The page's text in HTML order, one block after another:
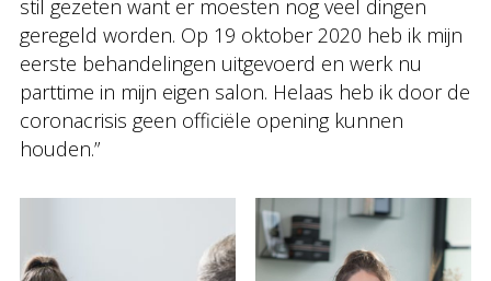
stil gezeten want er moesten nog veel dingen
geregeld worden. Op 19 oktober 2020 heb ik mijn
eerste behandelingen uitgevoerd en werk nu
parttime in mijn eigen salon. Helaas heb ik door de
coronacrisis geen officiële opening kunnen
houden.”